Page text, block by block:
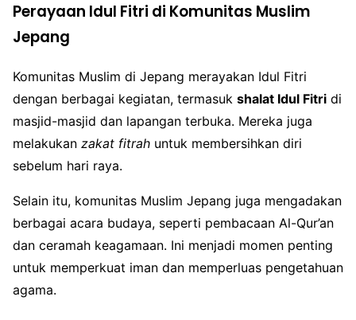
Perayaan Idul Fitri di Komunitas Muslim
Jepang
Komunitas Muslim di Jepang merayakan Idul Fitri
dengan berbagai kegiatan, termasuk shalat Idul Fitri di
masjid-masjid dan lapangan terbuka. Mereka juga
melakukan zakat fitrah untuk membersihkan diri
sebelum hari raya.
Selain itu, komunitas Muslim Jepang juga mengadakan
berbagai acara budaya, seperti pembacaan Al-Qur’an
dan ceramah keagamaan. Ini menjadi momen penting
untuk memperkuat iman dan memperluas pengetahuan
agama.